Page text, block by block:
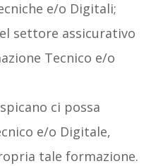
e/o Digitali;
settore assicurativo
Tecnico e/o
ci possa
e/o Digitale,
tale formazione.